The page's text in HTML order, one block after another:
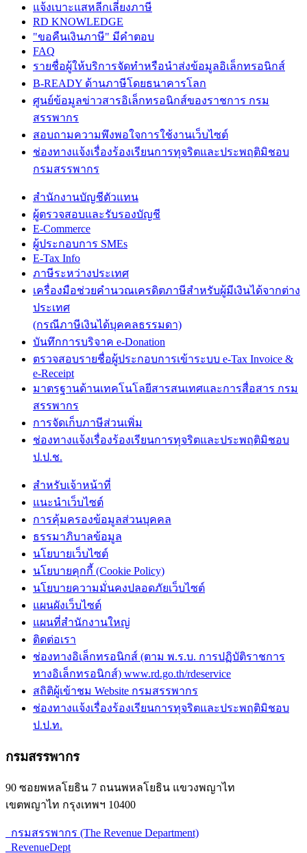
แจ้งเบาะแสหลีกเลี่ยงภาษี
RD KNOWLEDGE
"ขอคืนเงินภาษี" มีคำตอบ
FAQ
รายชื่อผู้ให้บริการจัดทำหรือนำส่งข้อมูลอิเล็กทรอนิกส์
B-READY ด้านภาษีโดยธนาคารโลก
ศูนย์ข้อมูลข่าวสารอิเล็กทรอนิกส์ของราชการ กรม
สรรพากร
สอบถามความพึงพอใจการใช้งานเว็บไซต์
ช่องทางแจ้งเรื่องร้องเรียนการทุจริตและประพฤติมิชอบ
กรมสรรพากร
สำนักงานบัญชีตัวแทน
ผู้ตรวจสอบและรับรองบัญชี
E-Commerce
ผู้ประกอบการ SMEs
E-Tax Info
ภาษีระหว่างประเทศ
เครื่องมือช่วยคำนวณเครดิตภาษีสำหรับผู้มีเงินได้จากต่าง
ประเทศ
(กรณีภาษีเงินได้บุคคลธรรมดา)
บันทึกการบริจาค e-Donation
ตรวจสอบรายชื่อผู้ประกอบการเข้าระบบ e-Tax Invoice &
e-Receipt
มาตรฐานด้านเทคโนโลยีสารสนเทศและการสื่อสาร กรม
สรรพากร
การจัดเก็บภาษีส่วนเพิ่ม
ช่องทางแจ้งเรื่องร้องเรียนการทุจริตและประพฤติมิชอบ
ป.ป.ช.
สำหรับเจ้าหน้าที่
แนะนำเว็บไซต์
การคุ้มครองข้อมูลส่วนบุคคล
ธรรมาภิบาลข้อมูล
นโยบายเว็บไซต์
นโยบายคุกกี้ (Cookie Policy)
นโยบายความมั่นคงปลอดภัยเว็บไซต์
แผนผังเว็บไซต์
แผนที่สำนักงานใหญ่
ติดต่อเรา
ช่องทางอิเล็กทรอนิกส์ (ตาม พ.ร.บ. การปฏิบัติราชการ
ทางอิเล็กทรอนิกส์) www.rd.go.th/rdeservice
สถิติผู้เข้าชม Website กรมสรรพากร
ช่องทางแจ้งเรื่องร้องเรียนการทุจริตและประพฤติมิชอบ
ป.ป.ท.
กรมสรรพากร
90 ซอยพหลโยธิน 7 ถนนพหลโยธิน แขวงพญาไท
เขตพญาไท กรุงเทพฯ 10400
กรมสรรพากร (The Revenue Department)
RevenueDept